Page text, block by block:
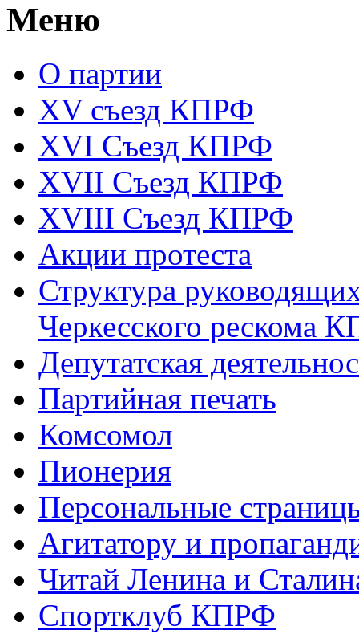
Меню
О партии
XV съезд КПРФ
XVI Съезд КПРФ
XVII Cъезд КПРФ
XVIII Cъезд КПРФ
Акции протеста
Структура
Черкесского рескома
Депутатская
Партийная печать
Комсомол
Пионерия
Персональные
Агитатору и
Читай Ленина и
Спортклуб КПРФ